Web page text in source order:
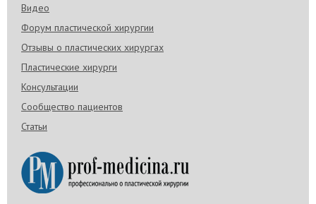
Видео
Форум пластической хирургии
Отзывы о пластических хирургах
Пластические хирурги
Консультации
Сообщество пациентов
Статьи